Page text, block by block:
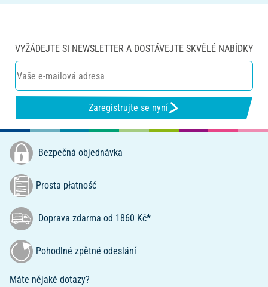
VYŽÁDEJTE SI NEWSLETTER A DOSTÁVEJTE SKVĚLÉ NABÍDKY
Zaregistrujte se nyní
Bezpečná objednávka
Prosta płatność
Doprava zdarma od 1860 Kč*
Pohodlné zpětné odeslání
Máte nějaké dotazy?